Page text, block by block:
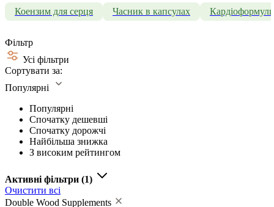
Коензим для серця Часник в капсулах Кардіоформули
Фільтр
Усі фільтри
Сортувати за:
Популярні
Популярні
Спочатку дешевші
Спочатку дорожчі
Найбільша знижка
З високим рейтингом
Активні фільтри (1)
Очистити всі
Double Wood Supplements